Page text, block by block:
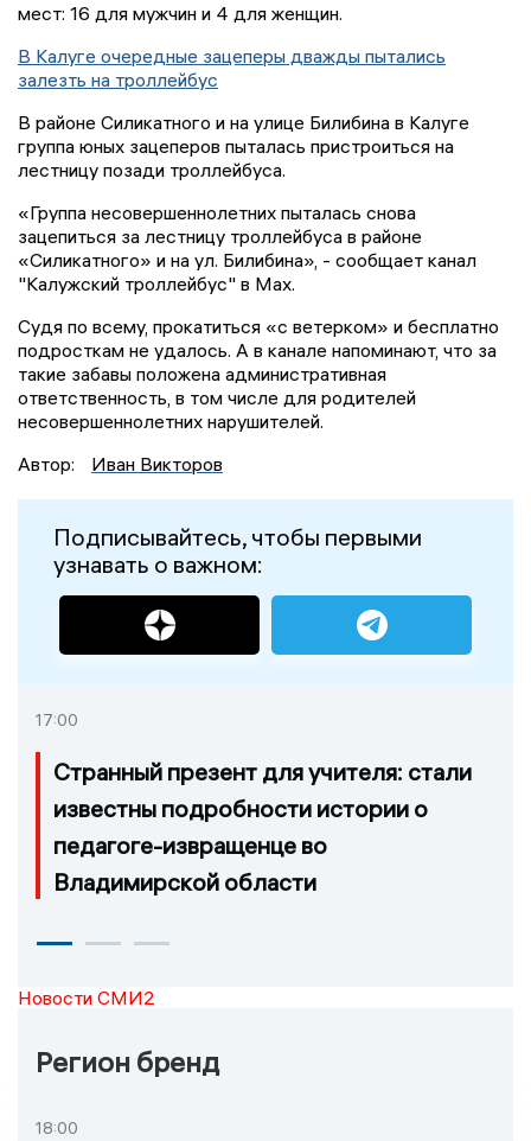
мест: 16 для мужчин и 4 для женщин.
В Калуге очередные зацеперы дважды пытались
залезть на троллейбус
В районе Силикатного и на улице Билибина в Калуге
группа юных зацеперов пыталась пристроиться на
лестницу позади троллейбуса.
«Группа несовершеннолетних пыталась снова
зацепиться за лестницу троллейбуса в районе
«Силикатного» и на ул. Билибина», - сообщает канал
"Калужский троллейбус" в Мах.
Судя по всему, прокатиться «с ветерком» и бесплатно
подросткам не удалось. А в канале напоминают, что за
такие забавы положена административная
ответственность, в том числе для родителей
несовершеннолетних нарушителей.
Автор:
Иван Викторов
Подписывайтесь, чтобы первыми
узнавать о важном:
17:00
Странный презент для учителя: стали
известны подробности истории о
педагоге-извращенце во
Владимирской области
Новости СМИ2
Регион бренд
18:00